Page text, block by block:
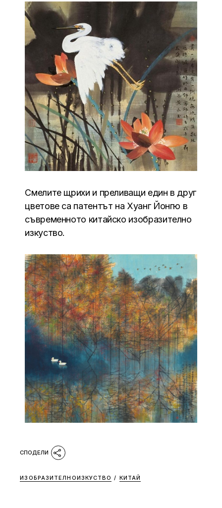
Смелите щрихи и преливащи един в друг
цветове са патентът на Хуанг Йонгю в
съвременното китайско изобразително
изкуство.
ИЗОБРАЗИТЕЛНОИЗКУСТВО / КИТАЙ